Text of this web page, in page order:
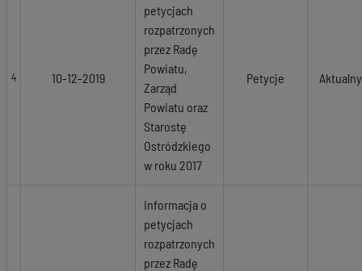
4 10-12-2019
petycjach
rozpatrzonych
przez Radę
Powiatu,
Zarząd
Powiatu oraz
Starostę
Ostródzkiego
w roku 2017
Petycje Aktualny
Informacja o
petycjach
rozpatrzonych
przez Radę